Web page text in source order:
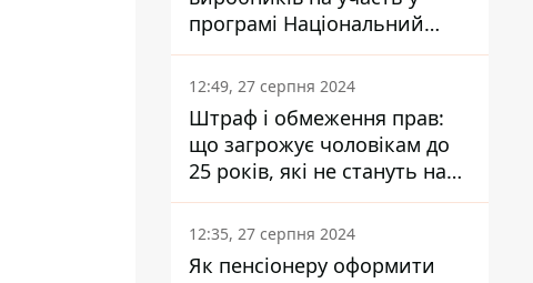
програмі Національний
кешбек: як це зробити
через портал Дія
12:49, 27 серпня 2024
Штраф і обмеження прав:
що загрожує чоловікам до
25 років, які не стануть на
військовий облік
12:35, 27 серпня 2024
Як пенсіонеру оформити